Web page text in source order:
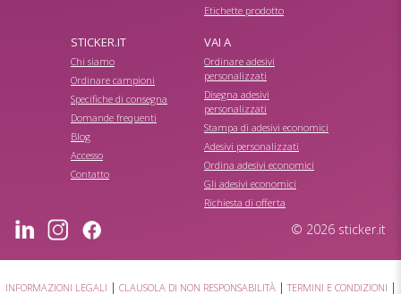
Etichette prodotto
STICKER.IT
Chi siamo
Ordinare campioni
Specifiche di consegna
Domande frequenti
Blog
Accesso
Contatto
VAI A
Ordinare adesivi
personalizzati
Disegna adesivi
personalizzati
Stampa di adesivi economici
Adesivi personalizzati
Ordina adesivi economici
Gli adesivi economici
Richiesta di offerta
© 2026 sticker.it
INFORMAZIONI LEGALI | CLAUSOLA DI NON RESPONSABILITÀ|TERMINI E CONDIZIONI |